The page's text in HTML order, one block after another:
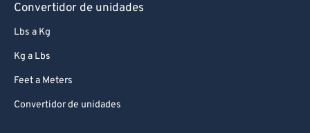
Convertidor de unidades
Lbs a Kg
Kg a Lbs
Feet a Meters
Convertidor de unidades